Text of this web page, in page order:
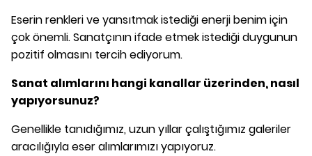
Eserin renkleri ve yansıtmak istediği enerji benim için
çok önemli. Sanatçının ifade etmek istediği duygunun
pozitif olmasını tercih ediyorum.
Sanat alımlarını hangi kanallar üzerinden, nasıl
yapıyorsunuz?
Genellikle tanıdığımız, uzun yıllar çalıştığımız galeriler
aracılığıyla eser alımlarımızı yapıyoruz.